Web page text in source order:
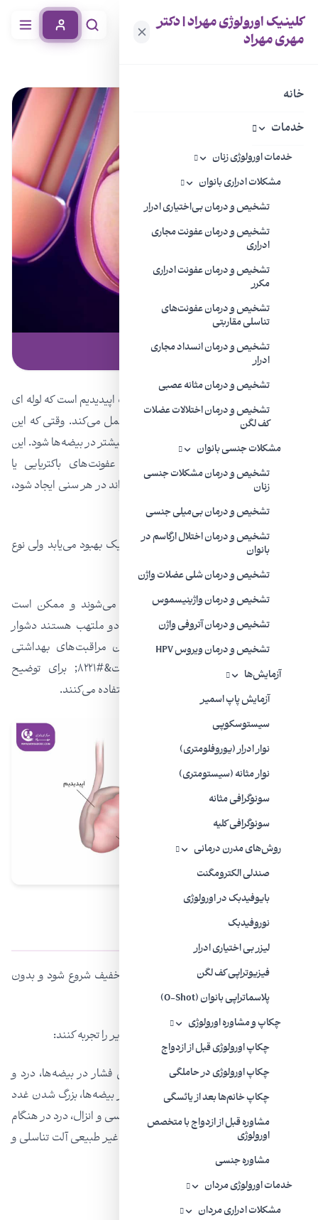
کلینیک اورولوژی مهراد | دکتر
مهری مهراد
خانه
خدمات
خدمات اورولوژی زنان
مشکلات ادراری بانوان
تشخیص و درمان بی‌اختیاری ادرار
تشخیص و درمان عفونت مجاری
ادراری
تشخیص و درمان عفونت ادراری
مکرر
تشخیص و درمان عفونت‌های
تناسلی مقاربتی
تشخیص و درمان انسداد مجاری
ادرار
تشخیص و درمان مثانه عصبی
تشخیص و درمان اختلالات عضلات
کف لگن
مشکلات جنسی بانوان
تشخیص و درمان مشکلات جنسی
زنان
تشخیص و درمان بی‌میلی جنسی
تشخیص و درمان اختلال ارگاسم در
بانوان
تشخیص و درمان شلی عضلات واژن
تشخیص و درمان واژینیسموس
تشخیص و درمان آتروفی واژن
تشخیص و درمان ویروس HPV
آزمایش‌ها
آزمایش پاپ اسمیر
سیستوسکوپی
نوار ادرار (یوروفلومتری)
نوار مثانه (سیستومتری)
سونوگرافی مثانه
سونوگرافی کلیه
روش‌های مدرن درمانی
صندلی الکترومگنت
بایوفیدبک در اورولوژی
نوروفیدبک
لیزر بی‌ اختیاری ادرار
فیزیوتراپی کف لگن
پلاسماتراپی بانوان (O-Shot)
چکاپ و مشاوره اورولوژی
چکاپ اورولوژی قبل از ازدواج
چکاپ اورولوژی در حاملگی
چکاپ خانم‌ها بعد از یائسگی
مشاوره قبل از ازدواج با متخصص
اورولوژی
مشاوره جنسی
خدمات اورولوژی مردان
مشکلات ادراری مردان
بدون دسته‌بندی | ۷ خرداد ۱۴۰۱
اپیدیدیمیت یا عفونت بیضه
اپیدیدیمیت (انگلیسی: Epididymitis) التهاب اپیدیدیم است که لوله ای
در پشت بیضه هاست و اسپرم را ذخیره و حمل می‌کند. وقتی که این
لوله متورم می‌شود، می‌تواند باعث درد و تورم بیشتر در بیضه‌ها شود. این
عفونت در بیضه‌ها که معمولاً به دلیل عفونت‌های باکتریایی یا
عفونت‌های مقاربتی (STI)
رخ می‌دهد، می‌تواند در هر سنی ایجاد شود،
اما در مردان ۴۰-۲۰ ساله شایع‌تر است.
این وضعیت معمولا بعد از مصرف آنتی بیوتیک بهبود می‌یابد ولی نوع
در بیشتر موارد، بیضه‌ها هم دچار التهاب می‌شوند و ممکن است
تشخیص اینکه آیا بیضه ها، اپیدیدیم یا هر دو ملتهب هستند دشوار
باشد. به همین دلیل است که متخصصان مراقبت‌های بهداشتی
معمولاً از اصطلاح &#۸۲۲۰;اپیدیدیم-ارکیت&#۸۲۲۱; برای توضیح
عفونت در هر دو بخش سیستم تولید مثل استفاده می‌کنند.
علائم اپیدیدیمیت
اپیدیدیمیت ممکن است تنها با چند علامت خفیف شروع شود و بدون
درمان، علائمش بدتر می شود.
افراد مبتلا به اپیدیدیمیت ممکن است موارد زیر را تجربه کنند:
تب درجه پایین، لرز، درد ناحیه لگن،‌ احساس فشار در بیضه‌ها، درد و
حساسیت بیضه ها، قرمزی و احساس گرما در بیضه‌ها، بزرگ شدن غدد
لنفاوی در کشاله ران، درد در هنگام رابطه جنسی و انزال، درد در هنگام
ادرار یا اجابت مزاج، تکرر و فوریت ادرار، ترشح غیر طبیعی آلت تناسلی و
مشاهده خون در منی